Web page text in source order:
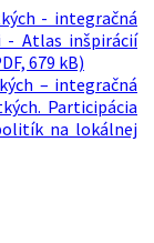
- integračná
- Atlas inšpirácií
679 kB)
– integračná
Participácia
na lokálnej